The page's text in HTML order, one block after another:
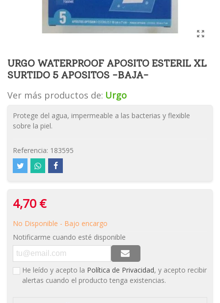
URGO WATERPROOF APOSITO ESTERIL XL
SURTIDO 5 APOSITOS -BAJA-
Ver más productos de: Urgo
Protege del agua, impermeable a las bacterias y flexible
sobre la piel.
Referencia: 183595
4,70 €
No Disponible - Bajo encargo
Notificarme cuando esté disponible
He leído y acepto la Política de Privacidad, y acepto recibir
alertas cuando el producto tenga existencias.